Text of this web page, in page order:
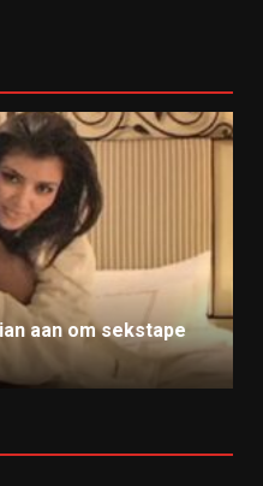
aan om sekstape